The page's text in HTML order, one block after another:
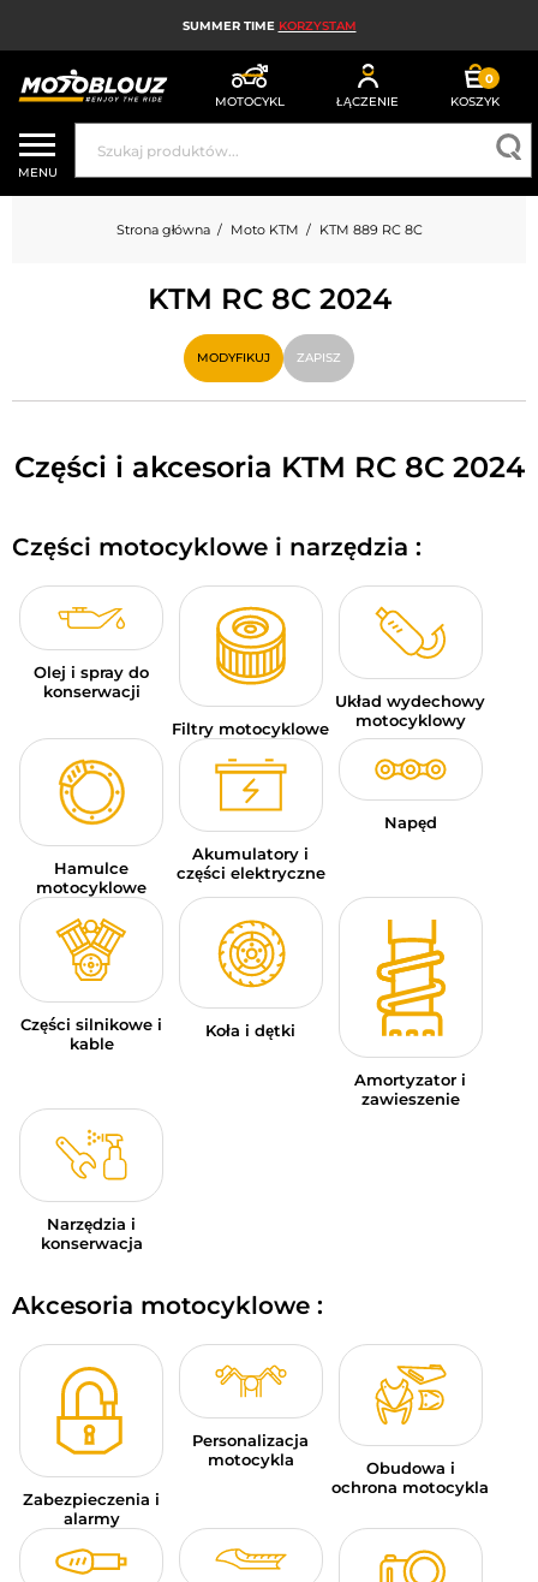
SUMMER TIME KORZYSTAM
MOTOCYKL ŁĄCZENIE
0
KOSZYK
KASK MOTOCYKLOWY
ODZIEŻ MOTOCYKLOWA DLA MĘŻCZYZN
UBRANIA MOTOCYKLOWE DAMSKIE
MX; ENDURO I TRIAL
HIGH-TECH MOTOCYKLOWY
PODUSZKA POWIETRZNA MOTOCYKLOWA
CZĘŚCI MOTOCYKLOWE I NARZĘDZIA
BAGAŻE MOTOCYKLOWE
ODZIEŻ SPORTOWA
OKAZJE I PROMOCJE
KARTY PODARUNKOWE
PL | EUR € — MODYFIKUJ
MARKI
PORADY
SKONTAKTUJ SIĘ Z NAMI
MENU
Strona główna Moto KTM KTM 889 RC 8C
KTM RC 8C 2024
MODYFIKUJ ZAPISZ
Części i akcesoria KTM RC 8C 2024
Części motocyklowe i narzędzia :
Olej i spray do
konserwacji
Filtry motocyklowe
Układ wydechowy
motocyklowy
Hamulce
motocyklowe
Akumulatory i
części elektryczne
Napęd
Części silnikowe i
kable
Koła i dętki
Amortyzator i
zawieszenie
Narzędzia i
konserwacja
Akcesoria motocyklowe :
Zabezpieczenia i
alarmy
Personalizacja
motocykla
Obudowa i
ochrona motocykla